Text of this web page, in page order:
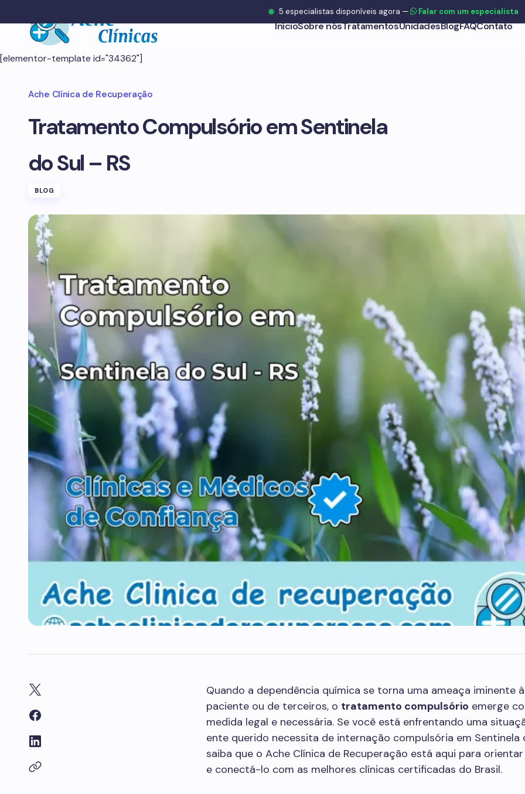
InícioSobre nósTratamentosUnidadesBlogFAQContato
[elementor-template id="34362"]
Ache Clínica de Recuperação
Tratamento Compulsório em Sentinela
do Sul – RS
BLOG
Quando a dependência química se torna uma ameaça iminente
paciente ou de terceiros, o tratamento compulsório emerge
medida legal e necessária. Se você está enfrentando uma
ente querido necessita de internação compulsória em Sentinela
saiba que o Ache Clínica de Recuperação está aqui para
e conectá-lo com as melhores clínicas certificadas do Brasil.
5 especialistas disponíveis agora — Falar com um especialista